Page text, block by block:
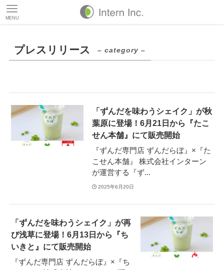
MENU
プレスリリース – category –
「ずんだを味わうシェイク」が秋
葉原に登場！6月21日から『たこ
せん本舗』にて販売開始
『ずんだ専門店 ずんだらぼ』×『た
こせん本舗』 株式会社インターン
が運営する『ず...
2025年6月20日
「ずんだを味わうシェイク」が再
び浅草に登場！6月13日から『ち
いきと』にて販売開始
『ずんだ専門店 ずんだらぼ』×『ち